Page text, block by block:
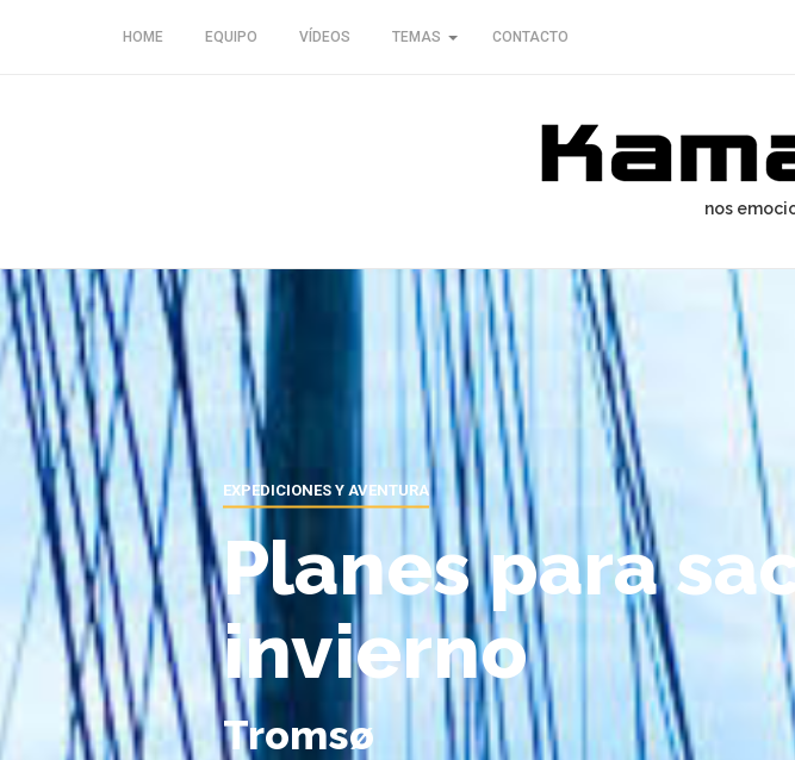
HOME EQUIPO VÍDEOS TEMAS CONTACTO
nos
EXPEDICIONES Y AVENTURA
Planes para
invierno
Tromsø